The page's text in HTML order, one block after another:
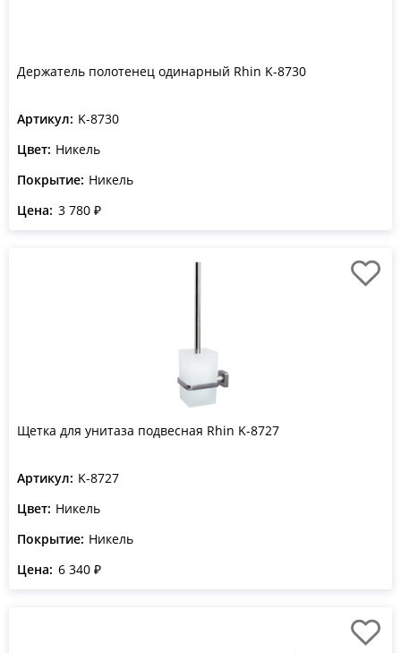
Держатель полотенец одинарный Rhin K-8730
Артикул: K-8730
Цвет: Никель
Покрытие: Никель
Цена: 3 780 ₽
Щетка для унитаза подвесная Rhin K-8727
Артикул: K-8727
Цвет: Никель
Покрытие: Никель
Цена: 6 340 ₽